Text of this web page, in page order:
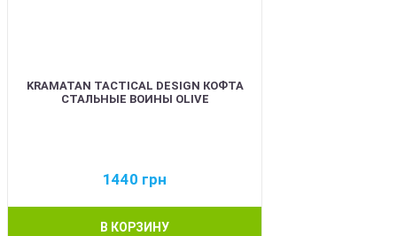
KRAMATAN TACTICAL DESIGN КОФТА
СТАЛЬНЫЕ ВОИНЫ OLIVE
1440 грн
В КОРЗИНУ